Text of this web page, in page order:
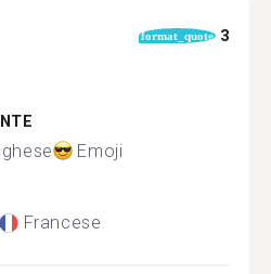
format_quote 3
Emoji
Francese